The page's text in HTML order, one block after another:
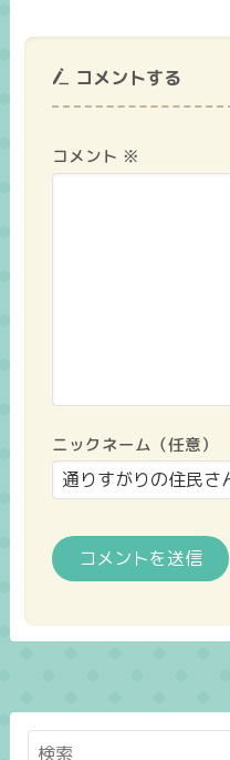
コメントする
コメント ※
ニックネーム（任意）